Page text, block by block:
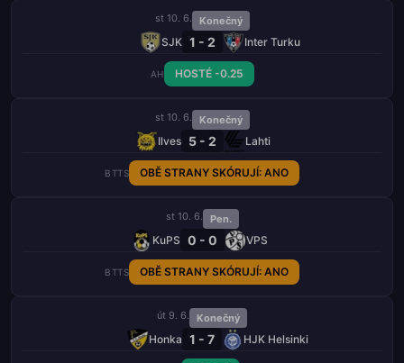
st 10. 6. Konečný
SJK 1 - 2 Inter Turku
AH HOSTÉ -0.25
st 10. 6. Konečný
Ilves 5 - 2 Lahti
BTTS OBĚ STRANY SKÓRUJÍ: ANO
st 10. 6. Pen.
KuPS 0 - 0 VPS
BTTS OBĚ STRANY SKÓRUJÍ: ANO
út 9. 6. Konečný
Honka 1 - 7 HJK Helsinki